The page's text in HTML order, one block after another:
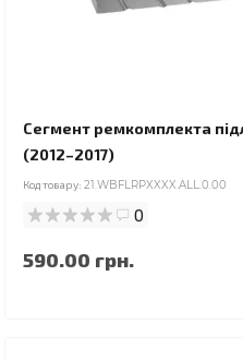
Сегмент ремкомплекта
(2012–2017)
Код товару: 21.WBFLRPXXXX.ALL.0.00
0
590.00 грн.